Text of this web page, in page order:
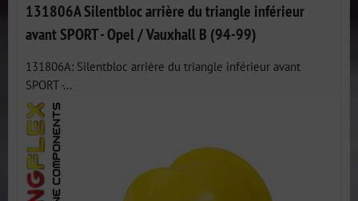
131806A Silentbloc arrière du triangle inférieur
avant SPORT - Opel / Vauxhall B (94-99)
131806A: Silentbloc arrière du triangle inférieur avant
SPORT -...